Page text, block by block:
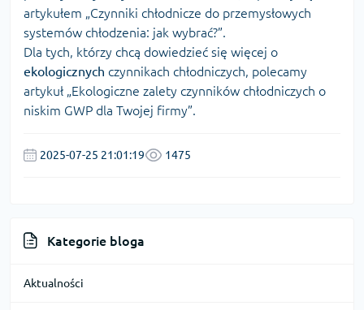
artykułem „ Czynniki chłodnicze do przemysłowych
systemów chłodzenia: jak wybrać?”.
Dla tych, którzy chcą dowiedzieć się więcej o
ekologicznych czynnikach chłodniczych, polecamy
artykuł „ Ekologiczne zalety czynników chłodniczych o
niskim GWP dla Twojej firmy”.
2025-07-25 21:01:19 1475
Kategorie bloga
Aktualności